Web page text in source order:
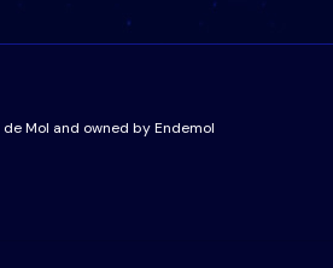
Mol and owned by Endemol